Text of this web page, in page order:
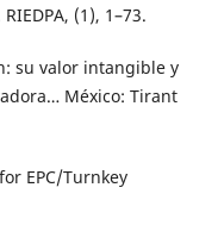
(1), 1–73.
su valor intangible y
México: Tirant
EPC/Turnkey